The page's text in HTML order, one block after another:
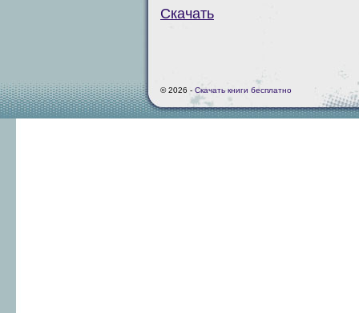
Скачать
© 2026 - Скачать книги бесплатно